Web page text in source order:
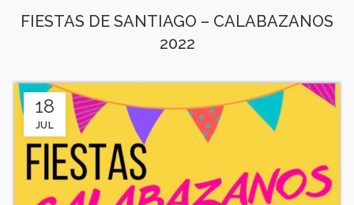
CONCEJALÍA JUVENTUD INFANCIA Y PARTICIPACIÓN,FESTEJOS,
GENERAL
FIESTAS DE SANTIAGO – CALABAZANOS
2022
18
JUL